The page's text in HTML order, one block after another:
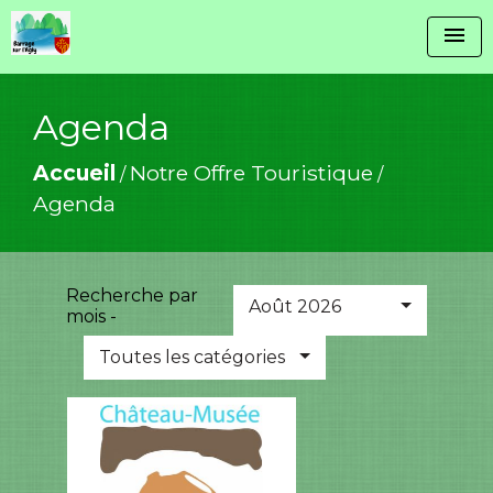
menu
Agenda
Accueil / Notre Offre Touristique /
Agenda
Recherche par
mois -
Août 2026
Toutes les catégories